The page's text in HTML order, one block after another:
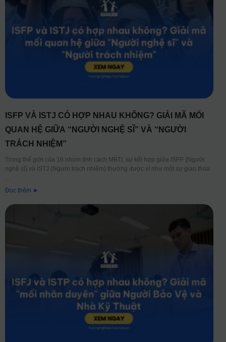
ISFP VÀ ISTJ CÓ HỢP NHAU KHÔNG? GIẢI MÃ MỐI
QUAN HỆ GIỮA “NGƯỜI NGHỆ SĨ” VÀ “NGƯỜI
TRÁCH NHIỆM”
Trong thế giới của 16 nhóm tính cách MBTI, sự kết hợp giữa ISFP (Người
nghệ sĩ) và ISTJ (Người trách nhiệm) thường được ví như một sự giao thoa
Đọc thêm ➤